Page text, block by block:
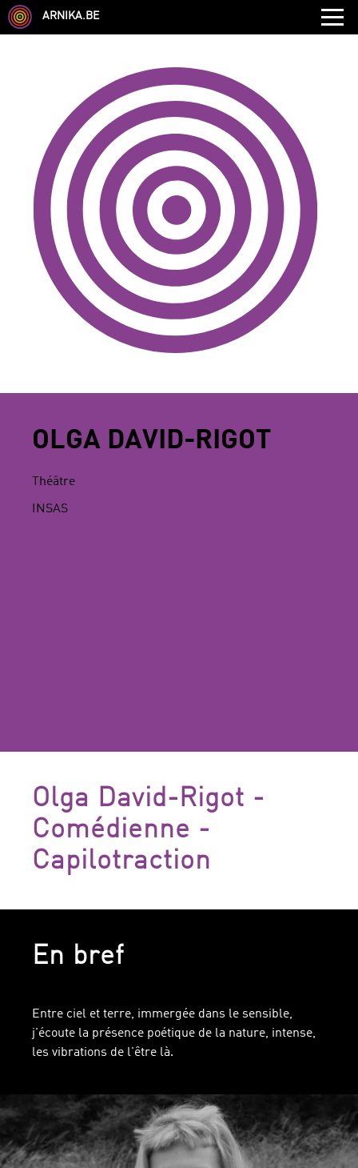
ARNIKA.BE
AUTRE COMPÉTENCE TYPE
LANGUES PARLÉES ÉCOLE
CHEVEUX TAILLE
CORPULENCE ANNÉE DE NAISSANCE
ANNULER LES FILTRES
OLGA DAVID-RIGOT
Théâtre
INSAS
Olga David-Rigot -
Comédienne -
Capilotraction
En bref
Entre ciel et terre, immergée dans le sensible,
j'écoute la présence poétique de la nature, intense,
les vibrations de l'être là.